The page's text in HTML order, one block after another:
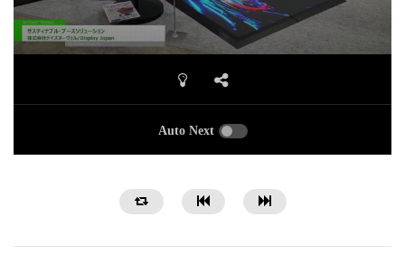
Auto Next